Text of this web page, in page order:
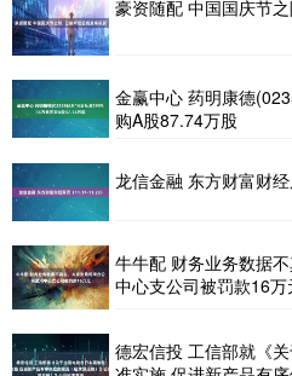
豪资随配 中国国庆节
金赢中心 药明康德
购A股87.74万股
龙信金融 东方财富财
牛牛配 财务业务数据
中心支公司被罚款16万
德宏信投 工信部就《